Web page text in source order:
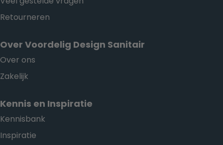
Retourneren
Over Voordelig Design Sanitair
Over ons
Zakelijk
Kennis en Inspiratie
Kennisbank
Inspiratie